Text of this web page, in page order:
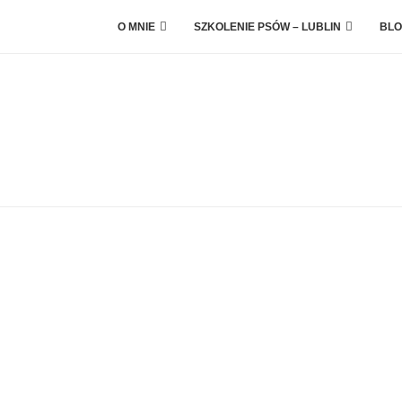
O MNIE SZKOLENIE PSÓW – LUBLIN